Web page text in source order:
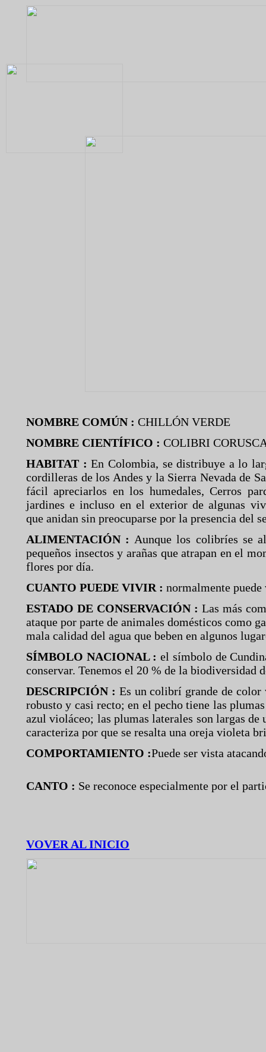
NOMBRE COMÚN : CHILLÓN VERDE
NOMBRE CIENTÍFICO : COLIBRI
HABITAT :En Colombia, se distribuye a lo
cordilleras de los Andes y la Sierra Nevada de
fácil apreciarlos en los humedales, Cerros
jardines e incluso en el exterior de algunas
que anidan sin preocuparse por la presencia del
ALIMENTACIÓN : Aunque los colibríes se
pequeños insectos y arañas que atrapan en el
flores por día.
CUANTO PUEDE VIVIR : normalmente puede
ESTADO DE CONSERVACIÓN : Las más
ataque por parte de animales domésticos como
mala calidad del agua que beben en algunos
SÍMBOLO NACIONAL :el símbolo de
conservar. Tenemos el 20 % de la biodiversidad
DESCRIPCIÓN : Es un colibrí grande de
robusto y casi recto; en el pecho tiene las
azul violáceo; las plumas laterales son largas
caracteriza por que se resalta una oreja violeta
COMPORTAMIENTO :Puede ser vista
CANTO : Se reconoce especialmente por el
VOVER AL INICIO